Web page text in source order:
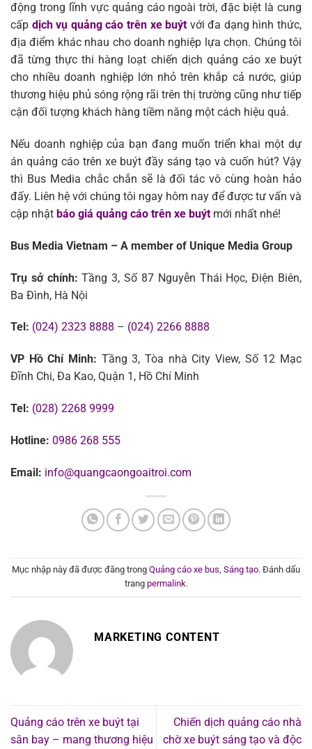
động trong lĩnh vực quảng cáo ngoài trời, đặc biệt là cung
cấp dịch vụ quảng cáo trên xe buýt với đa dạng hình thức,
địa điểm khác nhau cho doanh nghiệp lựa chọn. Chúng tôi
đã từng thực thi hàng loạt chiến dịch quảng cáo xe buýt
cho nhiều doanh nghiệp lớn nhỏ trên khắp cả nước, giúp
thương hiệu phủ sóng rộng rãi trên thị trường cũng như tiếp
cận đối tượng khách hàng tiềm năng một cách hiệu quả.
Nếu doanh nghiệp của bạn đang muốn triển khai một dự
án quảng cáo trên xe buýt đầy sáng tạo và cuốn hút? Vậy
thì Bus Media chắc chắn sẽ là đối tác vô cùng hoàn hảo
đấy. Liên hệ với chúng tôi ngay hôm nay để được tư vấn và
cập nhật báo giá quảng cáo trên xe buýt mới nhất nhé!
Bus Media Vietnam – A member of Unique Media Group
Trụ sở chính:Tầng 3, Số 87 Nguyễn Thái Học, Điện Biên,
Ba Đình, Hà Nội
Tel: (024) 2323 8888 – (024) 2266 8888
VP Hồ Chí Minh: Tầng 3, Tòa nhà City View, Số 12 Mạc
Đĩnh Chi, Đa Kao, Quận 1, Hồ Chí Minh
Tel: (028) 2268 9999
Hotline: 0986 268 555
Email: info@quangcaongoaitroi.com
Mục nhập này đã được đăng trong Quảng cáo xe bus Sáng tạo. Đánh dấu
trang permalink.
MARKETING CONTENT
Quảng cáo trên xe buýt tại
sân bay – mang thương hiệu
Chiến dịch quảng cáo nhà
chờ xe buýt sáng tạo và độc